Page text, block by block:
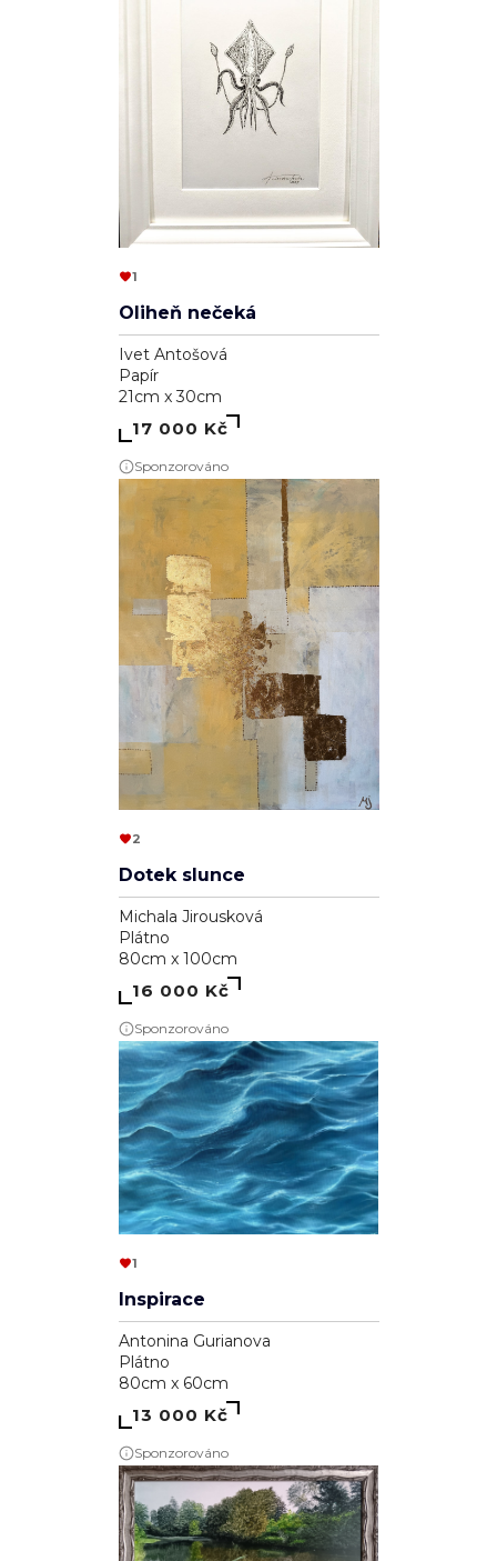
1
Oliheň nečeká
Ivet Antošová
Papír
21cm x 30cm
17 000 Kč
Sponzorováno
2
Dotek slunce
Michala Jirousková
Plátno
80cm x 100cm
16 000 Kč
Sponzorováno
1
Inspirace
Antonina Gurianova
Plátno
80cm x 60cm
13 000 Kč
Sponzorováno